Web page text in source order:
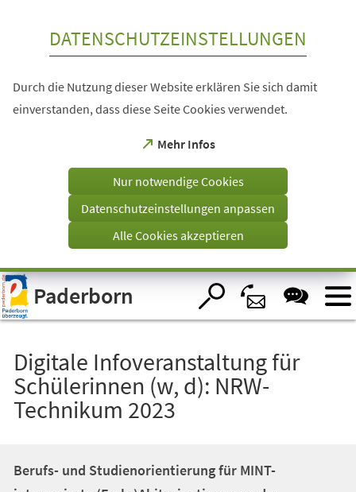
Visuelle
Assistenzsoftware
öffnen.
DATENSCHUTZEINSTELLUNGEN
Durch die Nutzung dieser Website erklären Sie sich damit
einverstanden, dass diese Seite Cookies verwendet.
Mehr Infos
(Öffnet
einem
Tab)
Nur notwendige Cookies
Datenschutzeinstellungen anpassen
Alle Cookies akzeptieren
Paderborn
Digitale Infoveranstaltung für
Schülerinnen (w, d): NRW-
Technikum 2023
Berufs- und Studienorientierung für MINT-